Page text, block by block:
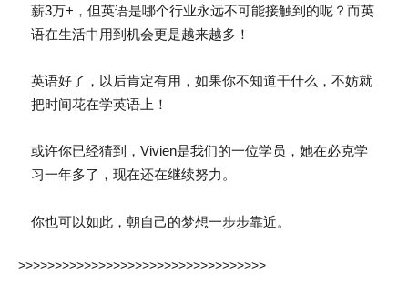
薪3万+，但英语是哪个行业永远不可能接触到的呢？而英
语在生活中用到机会更是越来越多！
英语好了，以后肯定有用，如果你不知道干什么，不妨就
把时间花在学英语上！
或许你已经猜到，Vivien是我们的一位学员，她在必克学
习一年多了，现在还在继续努力。
你也可以如此，朝自己的梦想一步步靠近。
>>>>>>>>>>>>>>>>>>>>>>>>>>>>>>>>>>